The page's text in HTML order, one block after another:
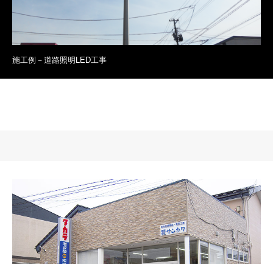
施工例－道路照明LED工事